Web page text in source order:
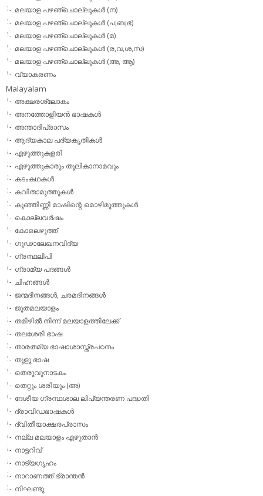
മലയാള പഴഞ്ചൊല്ലുകള്‍ (ന)
മലയാള പഴഞ്ചൊല്ലുകള്‍ (പ,ബ,ഭ)
മലയാള പഴഞ്ചൊല്ലുകള്‍ (മ)
മലയാള പഴഞ്ചൊല്ലുകള്‍ (ര,വ,ശ,സ)
മലയാള പഴഞ്ചൊല്ലുകൾ (അ, ആ)
വ്യാകരണം
Malayalam
അക്ഷരശ്ലോകം
അനത്തോളിയന്‍ ഭാഷകള്‍
അന്താദിപ്രാസം
ആദ്യകാല പദ്യകൃതികള്‍
എഴുത്തുകളരി
എഴുത്തുകാരും തൂലികാനാമവും
കടംകഥകള്‍
കവിതാമുത്തുകള്‍
കുഞ്ഞിണ്ണി മാഷിന്റെ മൊഴിമുത്തുകള്‍
കൊല്ലവര്‍ഷം
കോലെഴുത്ത്
ഗൂഢാലേഖനവിദ്യ
ഗ്രന്ഥലിപി
ഗ്രാമ്യ പദങ്ങള്‍
ചിഹ്നങ്ങള്‍
ജന്മദിനങ്ങള്‍, ചരമദിനങ്ങള്‍
ജൂതമലയാളം
തമിഴില്‍ നിന്ന് മലയാളത്തിലേക്ക്
തലശേരി ഭാഷ
താരതമ്യ ഭാഷാശാസ്ത്രപഠനം
തുളു ഭാഷ
തെരുവുനാടകം
തെറ്റും ശരിയും (അ)
ദേശീയ ഗ്രന്ഥശാല ലിപ്യന്തരണ പദ്ധതി
ദ്രാവിഡഭാഷകള്‍
ദ്വിതീയാക്ഷരപ്രാസം
നല്ല മലയാളം എഴുതാന്‍
നാട്ടറിവ്
നാട്യഗൃഹം
നാറാണത്ത് ഭ്രാന്തന്‍
നിഘണ്ടു